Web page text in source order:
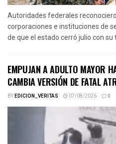
Autoridades federales
corporaciones e instituciones de
de que el estado cerró julio con su
EMPUJAN A ADULTO MAYOR
CAMBIA VERSIÓN DE FATAL
BYEDICION_VERITAS 07/08/2026 0